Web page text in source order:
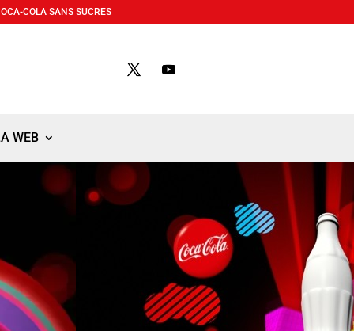
COLA SANS SUCRES
WEB